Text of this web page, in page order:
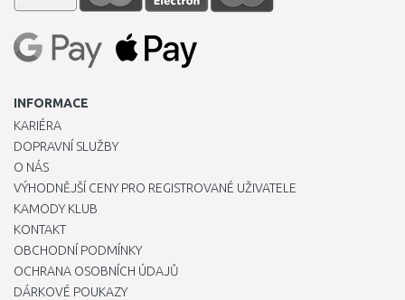
INFORMACE
KARIÉRA
DOPRAVNÍ SLUŽBY
O NÁS
VÝHODNĚJŠÍ CENY PRO REGISTROVANÉ UŽIVATELE
KAMODY KLUB
KONTAKT
OBCHODNÍ PODMÍNKY
OCHRANA OSOBNÍCH ÚDAJŮ
DÁRKOVÉ POUKAZY